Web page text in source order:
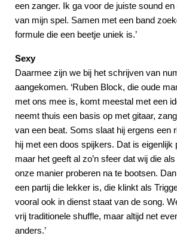
een zanger. Ik ga voor de juiste sound
van mijn spel. Samen met een band
formule die een beetje uniek is.’
Sexy
Daarmee zijn we bij het schrijven van
aangekomen. ‘Ruben Block, die oude
met ons mee is, komt meestal met een
neemt thuis een basis op met gitaar,
van een beat. Soms slaat hij ergens een
hij met een doos spijkers. Dat is eigenlijk
maar het geeft al zo’n sfeer dat wij die
onze manier proberen na te bootsen.
een partij die lekker is, die klinkt als
vooral ook in dienst staat van de song.
vrij traditionele shuffle, maar altijd net
anders.’